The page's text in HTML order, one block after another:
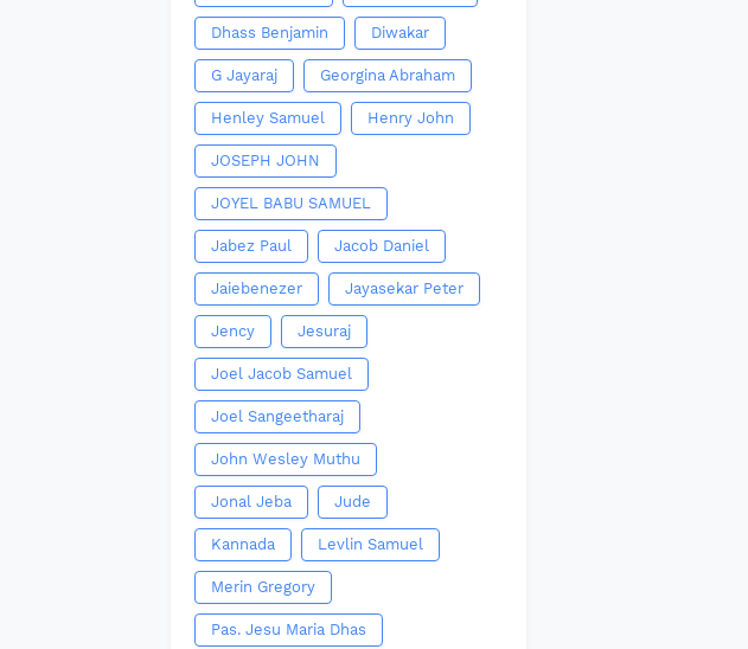
Dhass Benjamin Diwakar
G Jayaraj Georgina Abraham
Henley Samuel Henry John
JOSEPH JOHN
JOYEL BABU SAMUEL
Jabez Paul Jacob Daniel
Jaiebenezer Jayasekar Peter
Jency Jesuraj
Joel Jacob Samuel
Joel Sangeetharaj
John Wesley Muthu
Jonal Jeba Jude
Kannada Levlin Samuel
Merin Gregory
Pas. Jesu Maria Dhas